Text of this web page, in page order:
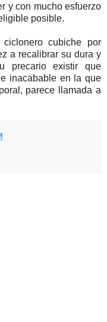
y con mucho esfuerzo
posible.
cubiche por
a recalibrar su dura y
precario existir que
inacabable en la que
parece llamada a